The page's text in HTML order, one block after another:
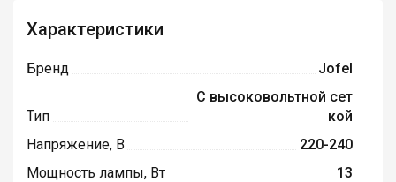
Характеристики
Бренд Jofel
Тип
С высоковольтной сет
кой
Напряжение, В
220-240
Мощность лампы, Вт
13